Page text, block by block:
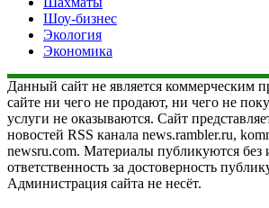
Шоу-бизнес
Экология
Экономика
Данный сайт не является коммерческим
сайте ни чего не продают, ни чего не
услуги не оказываются. Сайт
новостей RSS канала news.rambler.ru,
newsru.com. Материалы публикуются без
ответственность за достоверность
Администрация сайта не несёт.